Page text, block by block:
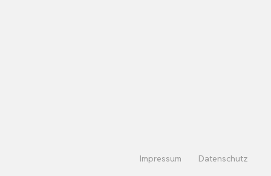
Impressum Datenschutz